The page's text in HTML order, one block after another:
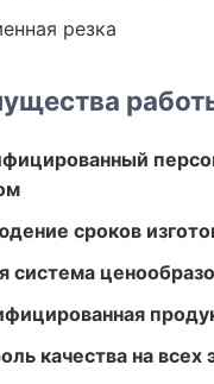
резка
сроков
система
качества на всех